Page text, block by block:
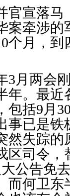
官宣落马
案牵涉的
个月，到
3月两会
年。最近
包括9月
事已是铁
然失踪的
区司令，
公告免
而何卫东